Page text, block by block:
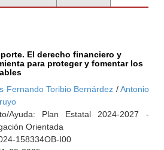
El derecho financiero y
para proteger y fomentar los
Fernando Toribio Bernárdez /Antonio
Ayuda: Plan Estatal 2024-2027 -
Orientada
158334OB-I00